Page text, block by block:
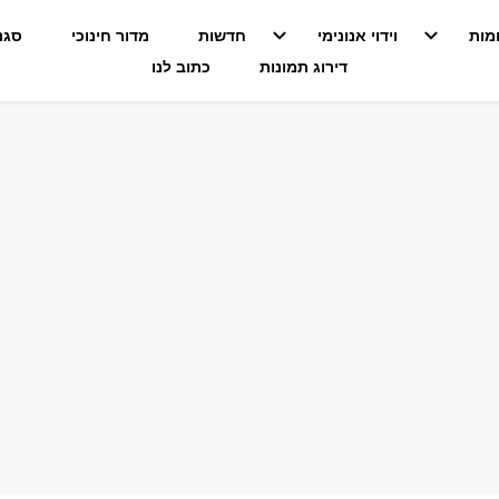
וידוי אנונימי חדשות מדור חינוכי
דירוג תמונות
כתוב לנו